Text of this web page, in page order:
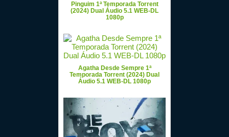
Pinguim 1ª Temporada Torrent
(2024) Dual Áudio 5.1 WEB-DL
1080p
Agatha Desde Sempre 1ª
Temporada Torrent (2024) Dual
Áudio 5.1 WEB-DL 1080p